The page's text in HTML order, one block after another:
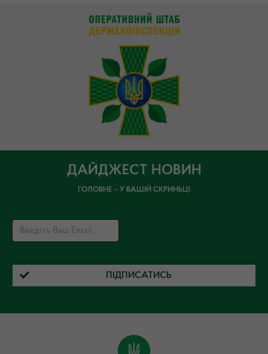
ДАЙДЖЕСТ НОВИН
ГОЛОВНЕ – У ВАШІЙ СКРИНЬЦІ
ПІДПИСАТИСЬ